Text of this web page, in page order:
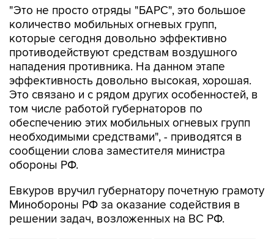
"Это не просто отряды "БАРС", это большое
количество мобильных огневых групп,
которые сегодня довольно эффективно
противодействуют средствам воздушного
нападения противника. На данном этапе
эффективность довольно высокая, хорошая.
Это связано и с рядом других особенностей, в
том числе работой губернаторов по
обеспечению этих мобильных огневых групп
необходимыми средствами", - приводятся в
сообщении слова заместителя министра
обороны РФ.
Евкуров вручил губернатору почетную грамоту
Минобороны РФ за оказание содействия в
решении задач, возложенных на ВС РФ.